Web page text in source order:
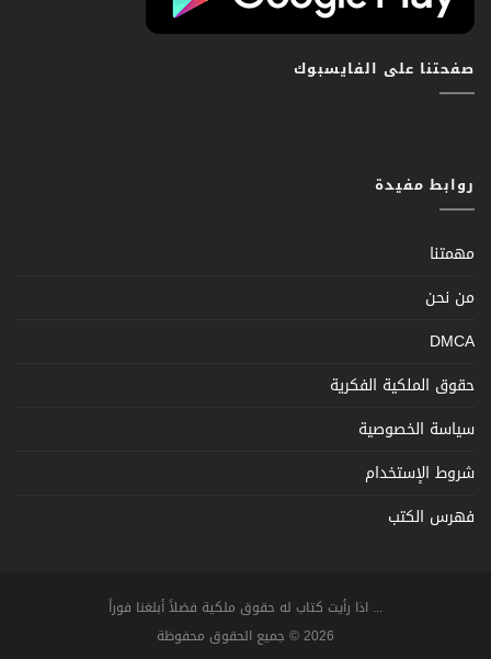
صفحتنا على الفايسبوك
روابط مفيدة
مهمتنا
من نحن
DMCA
حقوق الملكية الفكرية
سياسة الخصوصية
شروط الإستخدام
فهرس الكتب
... اذا رأيت كتاب له حقوق ملكية فضلاً أبلغنا فوراً
2026 © جميع الحقوق محفوظة